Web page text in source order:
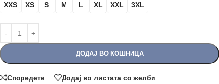
XXS XS S M L XL XXL 3XL
ДОДАЈ ВО КОШНИЦА
Споредете Додај во листата со желби